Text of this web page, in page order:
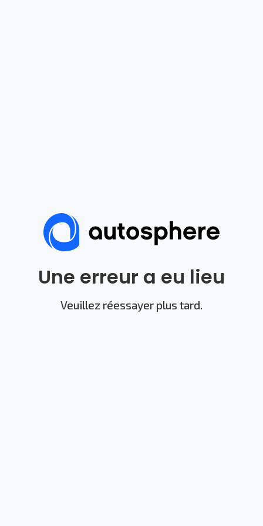
Une erreur a eu lieu
Veuillez réessayer plus tard.